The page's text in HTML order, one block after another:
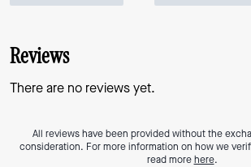
Reviews
There are no reviews yet.
All reviews have been provided without the
consideration. For more information on how we
read morehere.